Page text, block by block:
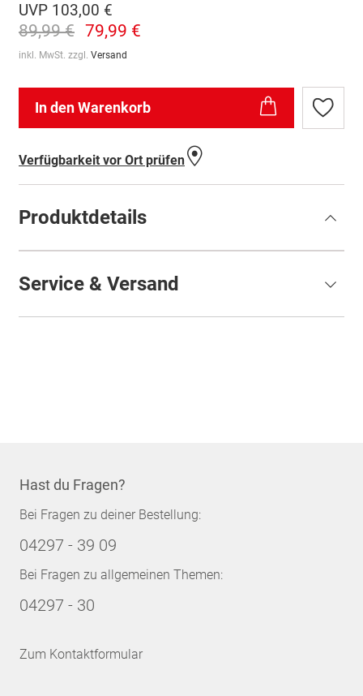
UVP 103,00 €
89,99 € 79,99 €
inkl. MwSt. zzgl. Versand
In den Warenkorb
Zur
Verfügbarkeit vor Ort prüfen
Produktdetails
Service & Versand
Hast du Fragen?
Bei Fragen zu deiner Bestellung:
04297 - 39 09
Bei Fragen zu allgemeinen Themen:
04297 - 30
Zum Kontaktformular